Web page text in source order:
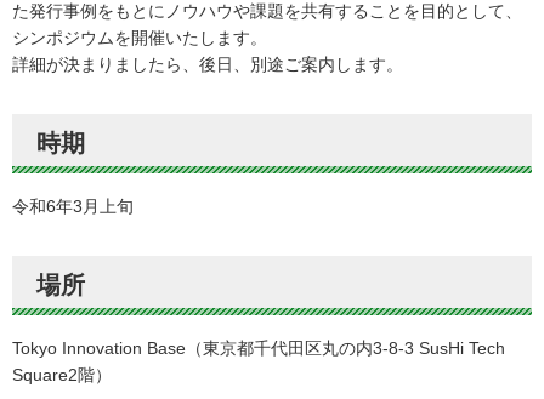
た発行事例をもとにノウハウや課題を共有することを目的として、
シンポジウムを開催いたします。
詳細が決まりましたら、後日、別途ご案内します。
時期
令和6年3月上旬
場所
Tokyo Innovation Base（東京都千代田区丸の内3-8-3 SusHi Tech
Square2階）